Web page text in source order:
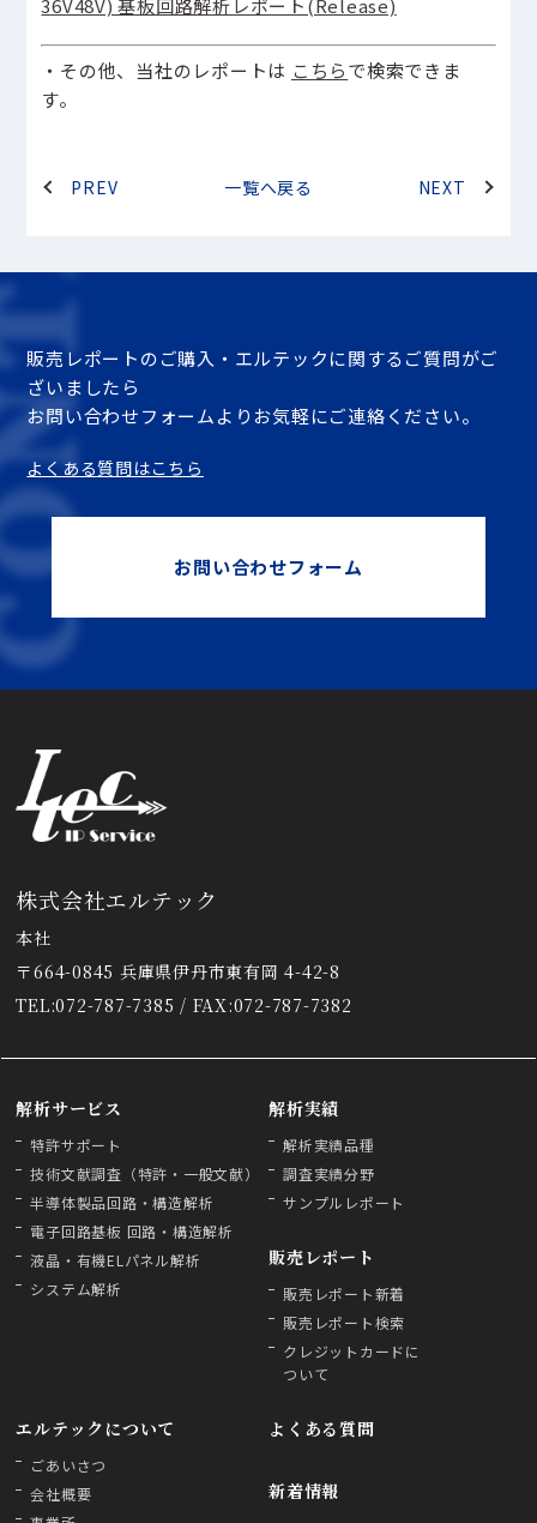
36V48V) 基板回路解析レポート(Release)
・その他、当社のレポートは こちらで検索できま
す。
PREV 一覧へ戻る NEXT
販売レポートのご購入・エルテックに関するご質問がご
ざいましたら
お問い合わせフォームよりお気軽にご連絡ください。
よくある質問はこちら
お問い合わせフォーム
株式会社エルテック
本社
〒664-0845 兵庫県伊丹市東有岡 4-42-8
TEL:072-787-7385 / FAX:072-787-7382
解析サービス
特許サポート
技術文献調査（特許・一般文献）
半導体製品回路・構造解析
電子回路基板 回路・構造解析
液晶・有機ELパネル解析
システム解析
解析実績
解析実績品種
調査実績分野
サンプルレポート
販売レポート
販売レポート新着
販売レポート検索
クレジットカードに
ついて
エルテックについて
ごあいさつ
会社概要
よくある質問
新着情報